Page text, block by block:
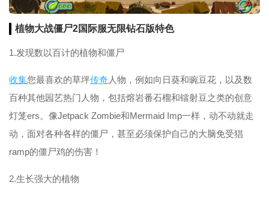
植物大战僵尸2国际服无限钻石版特色
1.发现数以百计的植物和僵尸
收集您最喜欢的草坪传奇人物，例如向日葵和豌豆花，以及数
百种其他园艺热门人物，包括熔岩番石榴和镭射豆之类的创意
灯笼ers。像Jetpack Zombie和Mermaid Imp一样，动不动就走
动，面对各种各样的僵尸，甚至必须保护自己的大脑免受猖
ramp的僵尸鸡的伤害！
2.生长强大的植物